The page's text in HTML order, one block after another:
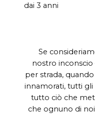
dai 3 anni
Se
nostro inconscio
per strada,
innamorati, tutti
tutto ciò che
che ognuno di